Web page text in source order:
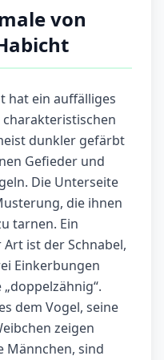
von
hat ein auffälliges
dunkler gefärbt
Gefieder und
Die Unterseite
die ihnen
tarnen. Ein
ist der Schnabel,
Einkerbungen
dem Vogel, seine
zeigen
Männchen, sind